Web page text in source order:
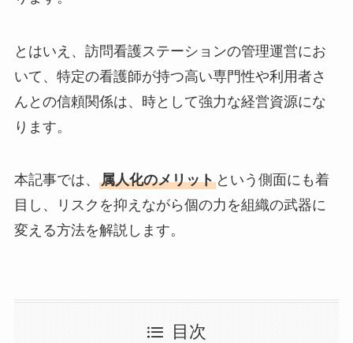
とはいえ、訪問看護ステーションの管理運営にお
いて、特定の看護師が持つ高い専門性や利用者さ
んとの信頼関係は、時として強力な経営資源にな
ります。
本記事では、 属人化のメリットという側面にも着
目し、リスクを抑えながら個の力を組織の武器に
変える方法を解説します。
目次